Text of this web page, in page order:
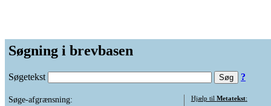
Søgning i brevbasen
Søgetekst ?
Søge-afgrænsning:
Hjælp til Metatekst: